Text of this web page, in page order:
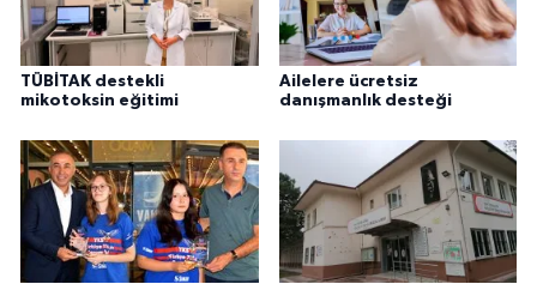
TÜBİTAK destekli
mikotoksin eğitimi
Ailelere ücretsiz
danışmanlık desteği